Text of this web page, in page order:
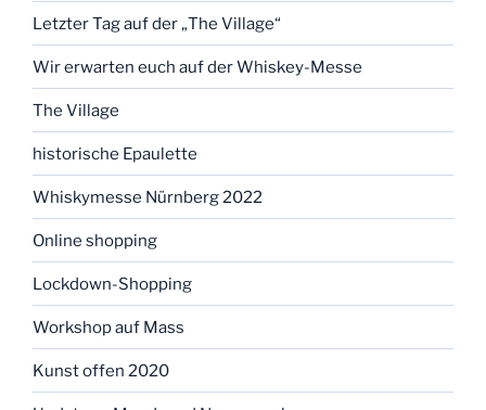
Letzter Tag auf der „The Village“
Wir erwarten euch auf der Whiskey-Messe
The Village
historische Epaulette
Whiskymesse Nürnberg 2022
Online shopping
Lockdown-Shopping
Workshop auf Mass
Kunst offen 2020